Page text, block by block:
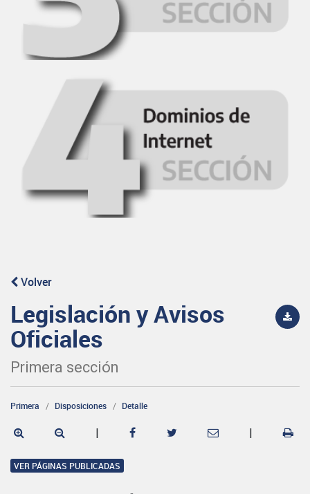
Volver
Legislación y Avisos
Oficiales
Primera sección
Primera Disposiciones Detalle
| |
VER PÁGINAS PUBLICADAS